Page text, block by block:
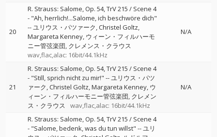
20
R. Strauss: Salome, Op. 54, TrV 215 / Scene 4
- "Ah, herrlich!...Salome, ich beschwöre dich"
--ユリウス・パツァーク Christel Goltz
Margareta Kenney ウィーン・フィルハーモ
ニー管弦楽団 クレメンス・クラウス
wav,flac,alac: 16bit/44.1kHz
N/A
21
R. Strauss: Salome, Op. 54, TrV 215 / Scene 4
- "Still, sprich nicht zu mir!" --ユリウス・パツ
ァーク Christel Goltz Margareta Kenney ウ
ィーン・フィルハーモニー管弦楽団 クレメン
ス・クラウス
wav,flac,alac: 16bit/44.1kHz
N/A
R. Strauss: Salome, Op. 54, TrV 215 / Scene 4
- "Salome, bedenk, was du tun willst" --ユリ